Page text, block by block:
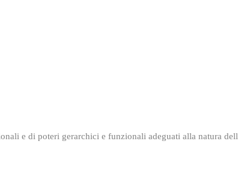
e di poteri gerarchici e funzionali adeguati alla natura